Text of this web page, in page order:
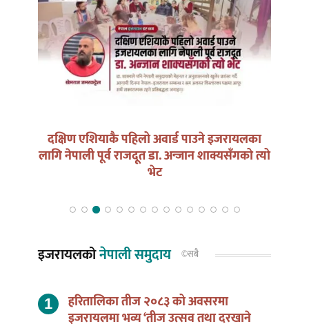
दक्षिण एशियाकै पहिलो अवार्ड पाउने इजरायलका
लागि नेपाली पूर्व राजदूत डा. अन्जान शाक्यसँगको त्यो
भेट
इजरायलकोनेपाली समुदाय ©सबै
हरितालिका तीज २०८३ को अवसरमा
इजरायलमा भव्य ‘तीज उत्सव तथा दरखाने